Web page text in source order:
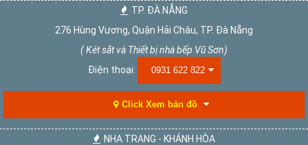
TP. ĐÀ NẴNG
276 Hùng Vương, Quận Hải Châu, TP. Đà Nẵng
( Két sắt và Thiết bị nhà bếp Vũ Sơn)
Điện thoại:
0931 622 822
Click Xem bản đồ
NHA TRANG - KHÁNH HÒA